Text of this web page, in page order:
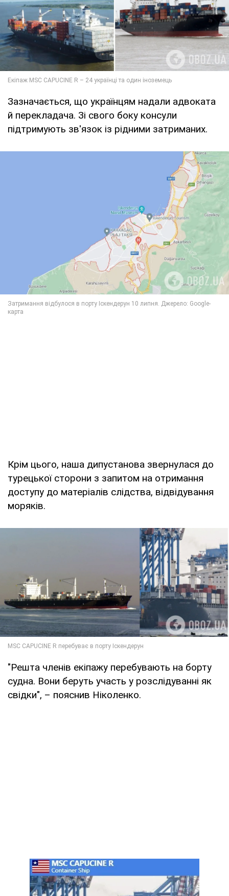
Зазначається, що українцям надали адвоката
й перекладача. Зі свого боку консули
підтримують зв'язок із рідними затриманих.
Крім цього, наша дипустанова звернулася до
турецької сторони з запитом на отримання
доступу до матеріалів слідства, відвідування
моряків.
"Решта членів екіпажу перебувають на борту
судна. Вони беруть участь у розслідуванні як
свідки", – пояснив Ніколенко.